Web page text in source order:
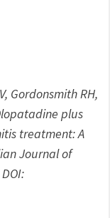
Gordonsmith RH,
plus
treatment: A
Journal of